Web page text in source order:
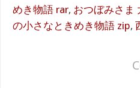
めき物語 rar, おつぼみさま
の小さなときめき物語 zip,